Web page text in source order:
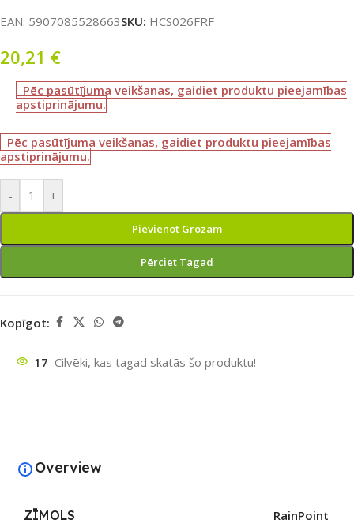
EAN: 5907085528663SKU: HCS026FRF
20,21 €
Pēc pasūtījuma veikšanas, gaidiet produktu pieejamības
apstiprinājumu.
Pēc pasūtījuma veikšanas, gaidiet produktu pieejamības
apstiprinājumu.
- +
Pievienot Grozam
Pērciet Tagad
Kopīgot:
17 Cilvēki, kas tagad skatās šo produktu!
Overview
ZĪMOLS RainPoint